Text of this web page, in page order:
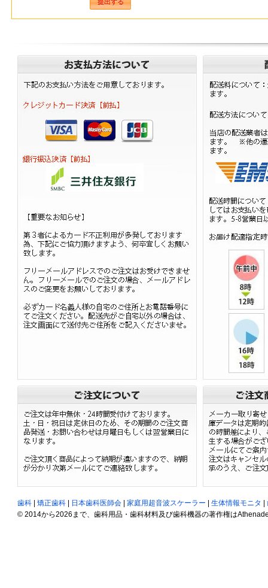
歯科 矯正歯科 日本歯科医師会 家庭用超音波スケーラー 生体情報モニタ
© 2014から2026まで、歯科用品・歯科材料及び歯科機器の著作権は